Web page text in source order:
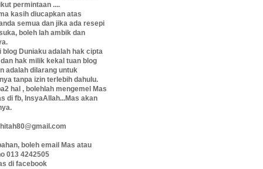
permintaan ....
kasih diucapkan atas
semua dan jika ada resepi
boleh lah ambik dan
blog Duniaku adalah hak cipta
hak milik kekal tuan blog
adalah dilarang untuk
tanpa izin terlebih dahulu.
hal , bolehlah mengemel Mas
di fb, InsyaAllah...Mas akan
boleh email Mas atau
013 4242505
di facebook